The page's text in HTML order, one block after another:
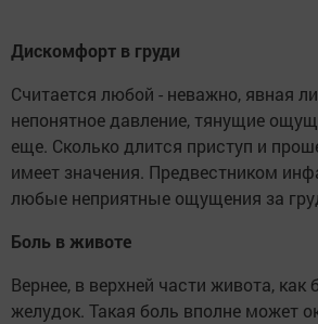
Дискомфорт в груди
Считается любой - неважно, явная
непонятное давление, тянущие
еще. Сколько длится приступ и
имеет значения. Предвестником
любые неприятные ощущения за
Боль в животе
Вернее, в верхней части живота, как
желудок. Такая боль вполне может